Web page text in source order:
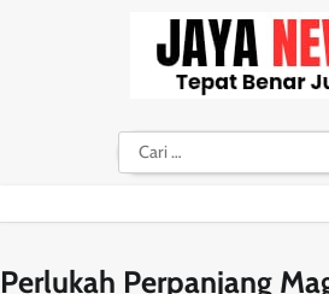
Cari
untuk:
Perlukah Perpanjang